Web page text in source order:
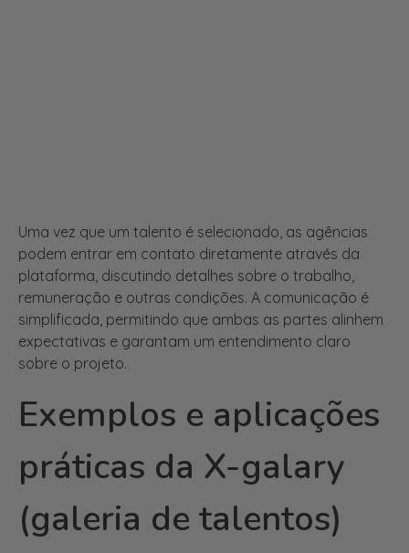
plataforma, discutindo detalhes sobre o trabalho,
remuneração e outras condições. A comunicação é
simplificada, permitindo que ambas as partes alinhem
expectativas e garantam um entendimento claro
sobre o projeto.
Exemplos e aplicações
práticas da X-galary
(galeria de talentos)
Um exemplo prático de uso da X-galary é uma